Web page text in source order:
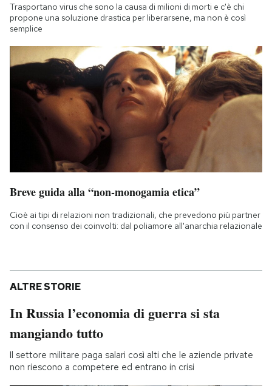
Trasportano virus che sono la causa di milioni di morti e c'è chi
propone una soluzione drastica per liberarsene, ma non è così
semplice
Breve guida alla “non-monogamia etica”
Cioè ai tipi di relazioni non tradizionali, che prevedono più partner
con il consenso dei coinvolti: dal poliamore all'anarchia relazionale
ALTRE STORIE
In Russia l’economia di guerra si sta
mangiando tutto
Il settore militare paga salari così alti che le aziende private
non riescono a competere ed entrano in crisi